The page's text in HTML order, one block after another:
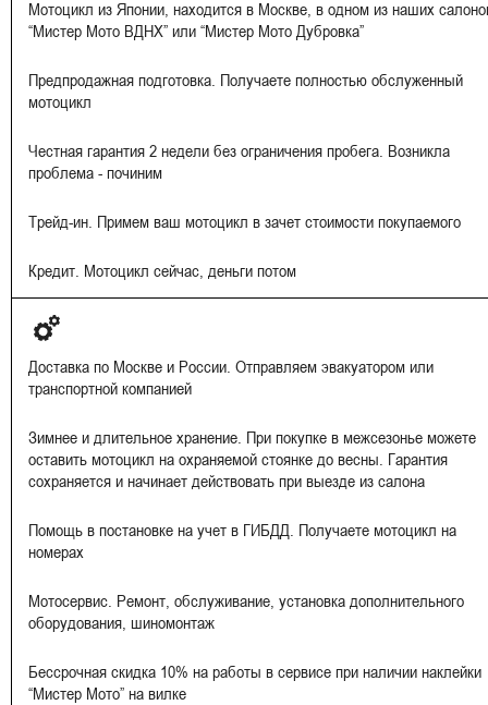
Мотоцикл из Японии, находится в Москве, в одном из наших
“Мистер Мото ВДНХ” или “Мистер Мото Дубровка”
Предпродажная подготовка. Получаете полностью обслуженный
мотоцикл
Честная гарантия 2 недели без ограничения пробега. Возникла
проблема - починим
Трейд-ин. Примем ваш мотоцикл в зачет стоимости покупаемого
Кредит. Мотоцикл сейчас, деньги потом
Доставка по Москве и России. Отправляем эвакуатором или
транспортной компанией
Зимнее и длительное хранение. При покупке в межсезонье можете
оставить мотоцикл на охраняемой стоянке до весны. Гарантия
сохраняется и начинает действовать при выезде из салона
Помощь в постановке на учет в ГИБДД. Получаете мотоцикл на
номерах
Мотосервис. Ремонт, обслуживание, установка дополнительного
оборудования, шиномонтаж
Бессрочная скидка 10% на работы в сервисе при наличии наклейки
“Мистер Мото” на вилке